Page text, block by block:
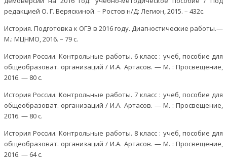
редакцией О. Г. Веряскиной. – Ростов н/Д: Легион, 2015. – 432с.
История. Подготовка к ОГЭ в 2016 году. Диагностические работы.—
М.: МЦНМО, 2016. – 79 с.
История России. Контрольные работы. 6 класс : учеб, пособие для
общеобразоват. организаций / И.А. Артасов. — М. : Просвещение,
2016. — 80 с.
История России. Контрольные работы. 7 класс : учеб, пособие для
общеобразоват. организаций / И.А. Артасов. — М. : Просвещение,
2016. — 80 с.
История России. Контрольные работы. 8 класс : учеб, пособие для
общеобразоват. организаций / И.А. Артасов. — М. : Просвещение,
2016. — 64 с.